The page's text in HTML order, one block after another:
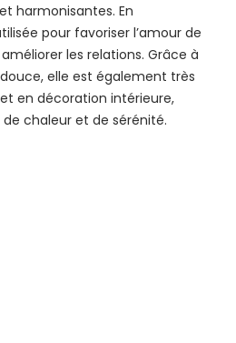
harmonisantes. En
pour favoriser l’amour de
les relations. Grâce à
elle est également très
en décoration intérieure,
chaleur et de sérénité.